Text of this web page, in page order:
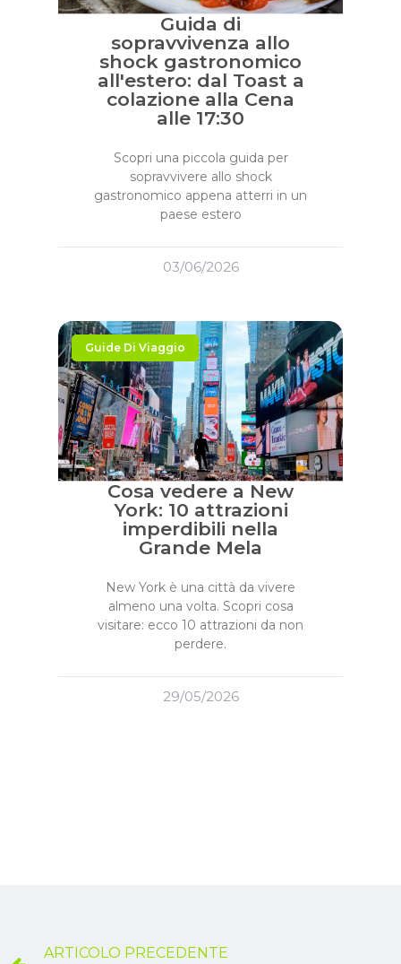
Guida di
sopravvivenza allo
shock gastronomico
all'estero: dal Toast a
colazione alla Cena
alle 17:30
Scopri una piccola guida per
sopravvivere allo shock
gastronomico appena atterri in un
paese estero
03/06/2026
Guide Di Viaggio
Cosa vedere a New
York: 10 attrazioni
imperdibili nella
Grande Mela
New York è una città da vivere
almeno una volta. Scopri cosa
visitare: ecco 10 attrazioni da non
perdere.
29/05/2026
ARTICOLO PRECEDENTE